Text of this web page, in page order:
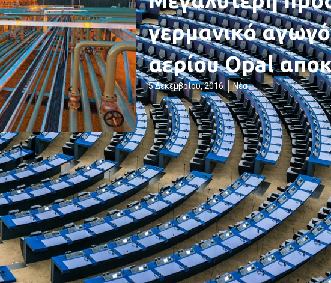
γερμανικό
αερίου Opal
5 Δεκεμβρίου, 2016 Νέα